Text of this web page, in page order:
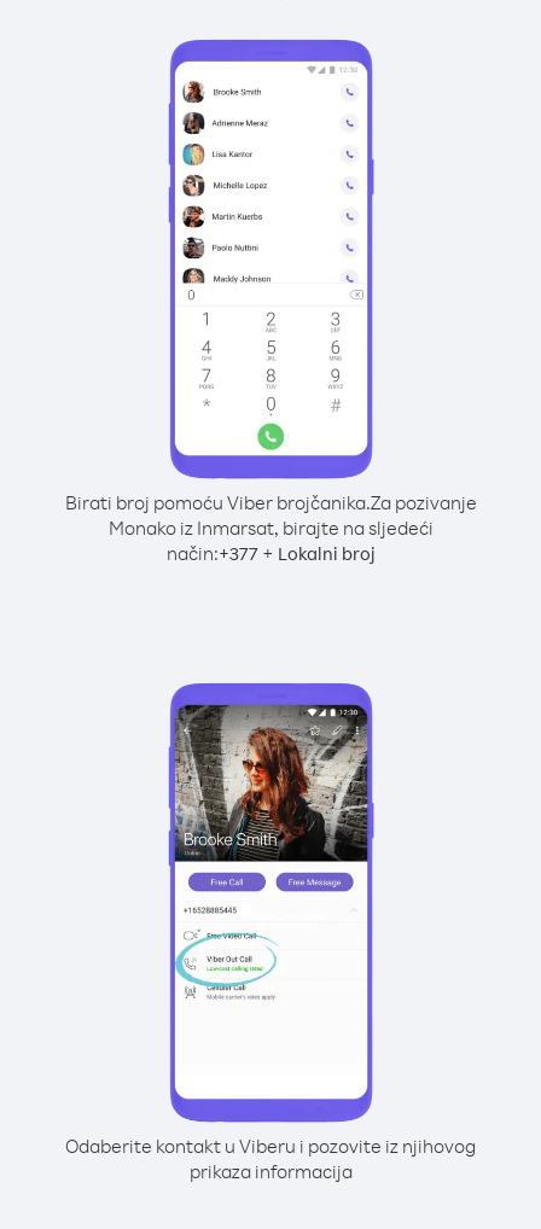
Birati broj pomoću Viber brojčanika.Za pozivanje
Monako iz Inmarsat, birajte na sljedeći
način:+377+ Lokalni broj
Odaberite kontakt u Viberu i pozovite iz njihovog
prikaza informacija